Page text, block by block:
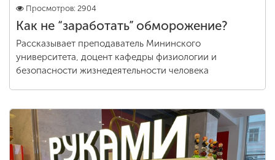
Просмотров: 2904
Как не “заработать” обморожение?
Рассказывает преподаватель Мининского
университета, доцент кафедры физиологии и
безопасности жизнедеятельности человека